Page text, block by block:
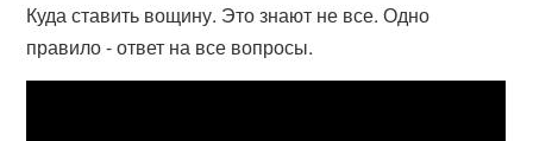
Куда ставить вощину. Это знают не все. Одно
правило - ответ на все вопросы.